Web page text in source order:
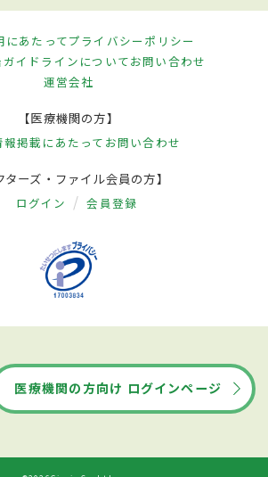
にあたってプライバシーポリシー
イドラインについてお問い合わせ
運営会社
【医療機関の方】
報掲載にあたって お問い合わせ
ターズ・ファイル会員の方】
ログイン 会員登録
医療機関の方向け ログインページ